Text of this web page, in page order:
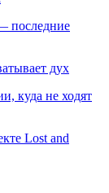
последние
дух
куда не ходят
Lost and